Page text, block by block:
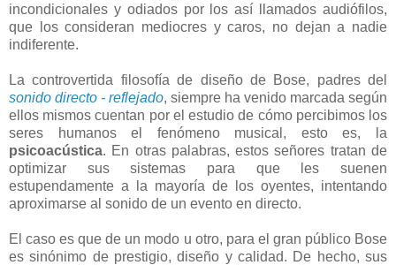
incondicionales y odiados por los así llamados audiófilos,
que los consideran mediocres y caros, no dejan a nadie
indiferente.
La controvertida filosofía de diseño de Bose, padres del
sonido directo - reflejado, siempre ha venido marcada según
ellos mismos cuentan por el estudio de cómo percibimos los
seres humanos el fenómeno musical, esto es, la
psicoacústica. En otras palabras, estos señores tratan de
optimizar sus sistemas para que les suenen
estupendamente a la mayoría de los oyentes, intentando
aproximarse al sonido de un evento en directo.
El caso es que de un modo u otro, para el gran público Bose
es sinónimo de prestigio, diseño y calidad. De hecho, sus